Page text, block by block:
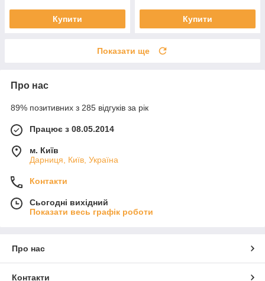
Купити Купити
Показати ще
Про нас
89% позитивних з 285 відгуків за рік
Працює з 08.05.2014
м. Київ
Дарниця, Київ, Україна
Контакти
Сьогодні вихідний
Показати весь графік роботи
Про нас
Контакти